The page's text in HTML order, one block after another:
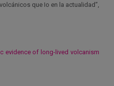
que Io en la actualidad”,
evidence of long-lived volcanism